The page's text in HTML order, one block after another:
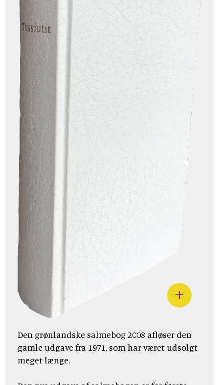
Den grønlandske salmebog 2008 afløser den
gamle udgave fra 1971, som har været udsolgt
meget længe.